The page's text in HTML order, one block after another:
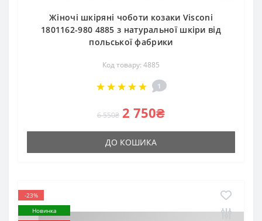
Жіночі шкіряні чоботи козаки Visconi
1801162-980 4885 з натуральної шкіри від
польської фабрики
Код товару: 4885
1
6 550₴ 2 750₴
ДО КОШИКА
-23%
Новинка